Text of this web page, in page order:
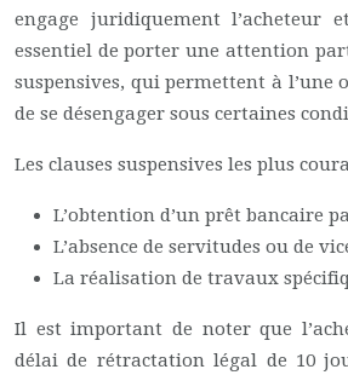
engage juridiquement l’acheteur
essentiel de porter une attention
suspensives, qui permettent à l’une
de se désengager sous certaines
Les clauses suspensives les plus
L’obtention d’un prêt bancaire
L’absence de servitudes ou de
La réalisation de travaux
Il est important de noter que
délai de rétractation légal de 10